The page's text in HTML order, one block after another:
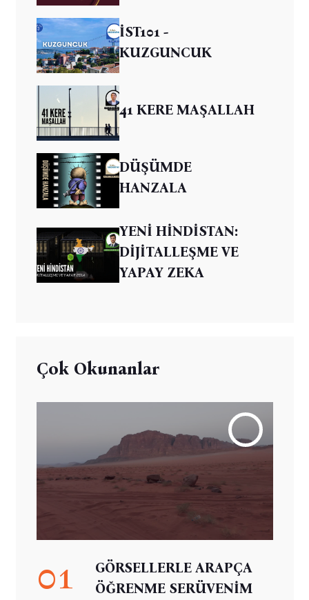
İST101 -
KUZGUNCUK
41 KERE MAŞALLAH
DÜŞÜMDE
HANZALA
YENİ HİNDİSTAN:
DİJİTALLEŞME VE
YAPAY ZEKA
Çok Okunanlar
01
GÖRSELLERLE ARAPÇA
ÖĞRENME SERÜVENİM